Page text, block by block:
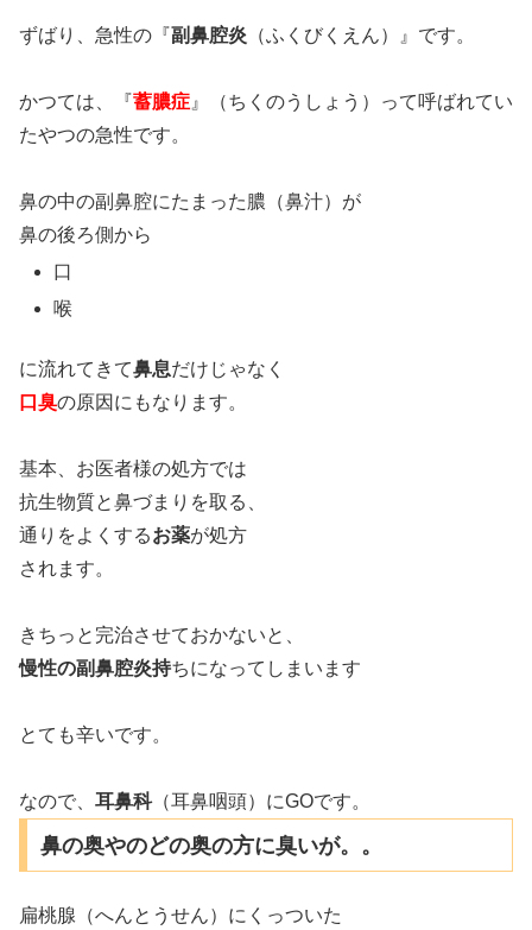
ずばり、急性の『副鼻腔炎 （ふくびくえん）』です。
かつては、『蓄膿症 』（ちくのうしょう）って呼ばれてい
たやつの急性です。
鼻の中の副鼻腔にたまった膿（鼻汁）が
鼻の後ろ側から
口
喉
に流れてきて鼻息だけじゃなく
口臭の原因にもなります。
基本、お医者様の処方では
抗生物質と鼻づまりを取る、
通りをよくするお薬が処方
されます。
きちっと完治させておかないと、
慢性の副鼻腔炎持ちになってしまいます
とても辛いです。
なので、 耳鼻科（耳鼻咽頭）にGOです。
鼻の奥やのどの奥の方に臭いが。。
扁桃腺（へんとうせん）にくっついた